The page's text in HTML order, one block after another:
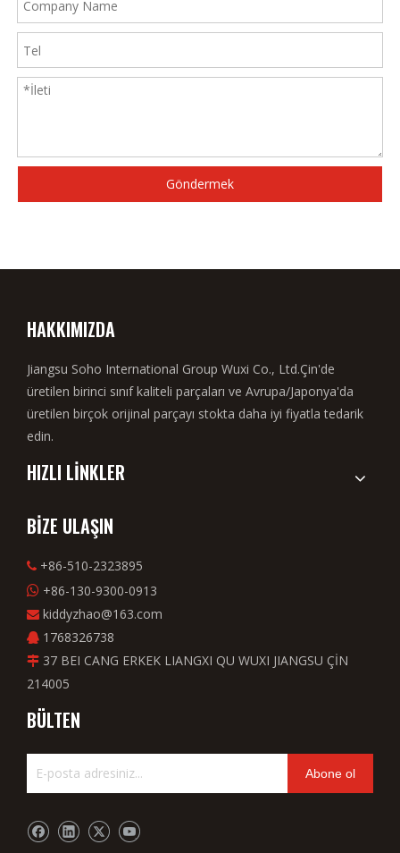
Göndermek
HAKKIMIZDA
Jiangsu Soho International Group Wuxi Co., Ltd.Çin'de
üretilen birinci sınıf kaliteli parçaları ve Avrupa/Japonya'da
üretilen birçok orijinal parçayı stokta daha iyi fiyatla tedarik
edin.
HIZLI LİNKLER
BİZE ULAŞIN
 +86-510-2323895
 +86-130-9300-0913
 kiddyzhao@163.com
 1768326738
 37 BEI CANG ERKEK LIANGXI QU WUXI JIANGSU ÇİN
214005
BÜLTEN
Abone ol